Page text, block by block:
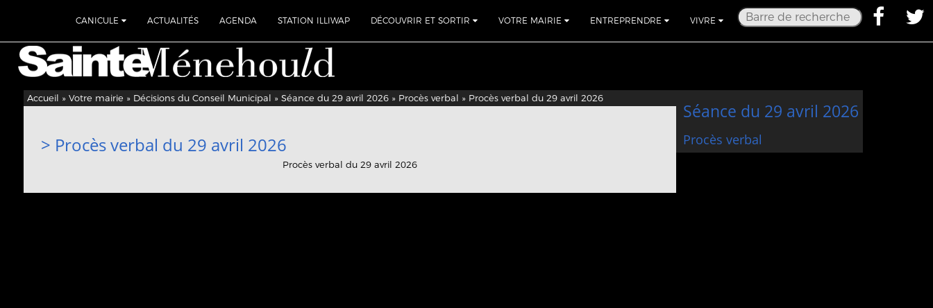
CANICULE ACTUALITÉS AGENDA STATION ILLIWAP DÉCOUVRIR ET SORTIR VOTRE MAIRIE ENTREPRENDRE VIVRE
Accueil » Votre mairie » Décisions du Conseil Municipal » Séance du 29 avril 2026» Procès verbal » Procès verbal du 29 avril 2026
> Procès verbal du 29 avril 2026
Procès verbal du 29 avril 2026
Séance du 29 avril 2026
Procès verbal